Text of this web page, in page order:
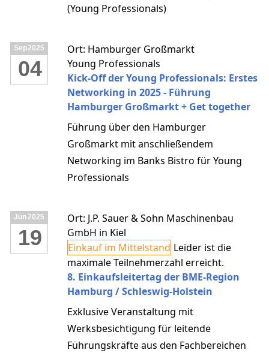
(Young Professionals)
Sep2025
04
Ort: Hamburger Großmarkt
Young Professionals
Kick-Off der Young Professionals: Erstes
Networking in 2025 - Führung
Hamburger Großmarkt + Get together
Führung über den Hamburger
Großmarkt mit anschließendem
Networking im Banks Bistro für Young
Professionals
Jun2025
19
Ort: J.P. Sauer & Sohn Maschinenbau
GmbH in Kiel
Einkauf im Mittelstand Leider ist die
maximale Teilnehmerzahl erreicht.
8. Einkaufsleitertag der BME-Region
Hamburg / Schleswig-Holstein
Exklusive Veranstaltung mit
Werksbesichtigung für leitende
Führungskräfte aus den Fachbereichen